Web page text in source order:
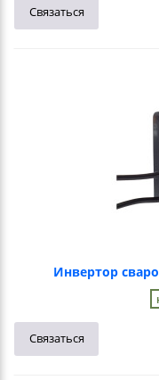
Связаться
Инвертор
Связаться